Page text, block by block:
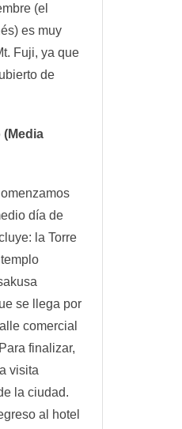
(el
es muy
Fuji, ya que
de
(Media
día de
la Torre
se llega por
comercial
finalizar,
visita
la ciudad.
al hotel